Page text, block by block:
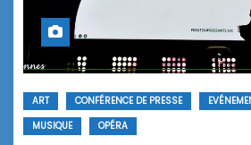
ART CONFÉRENCE DE PRESSE
MUSIQUE
OPÉRA